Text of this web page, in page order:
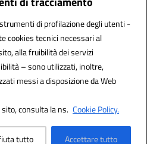
di profilazione degli utenti -
cookies tecnici necessari al
alla fruibilità dei servizi
– sono utilizzati, inoltre,
messi a disposizione da Web
consulta la ns. Cookie Policy.
tutto Accettare tutto
ANGELO ROTH
meccanografico: SSIS019006
SSIS019006@pec.istruzione.it
by 3D Solution S.r.l.
by Designers Italia